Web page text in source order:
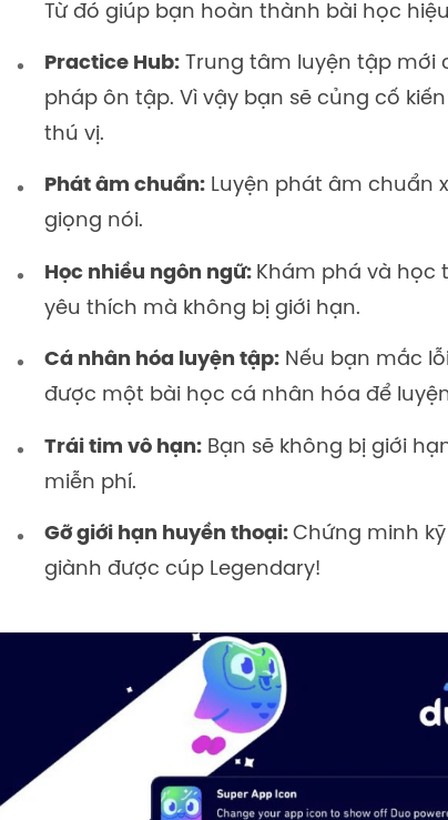
Từ đó giúp bạn hoàn thành bài học
Practice Hub: Trung tâm luyện tập mới
pháp ôn tập. Vì vậy bạn sẽ củng cố
thú vị.
Phát âm chuẩn: Luyện phát âm chuẩn
giọng nói.
Học nhiều ngôn ngữ: Khám phá và học
yêu thích mà không bị giới hạn.
Cá nhân hóa luyện tập: Nếu bạn mắc
được một bài học cá nhân hóa để
Trái tim vô hạn: Bạn sẽ không bị giới
miễn phí.
Gỡ giới hạn huyền thoại: Chứng minh
giành được cúp Legendary!